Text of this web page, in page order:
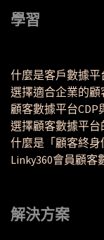
學習
什麼是客戶數據平
選擇適合企業的顧
顧客數據平台CDP
選擇顧客數據平台
什麼是「顧客終身
Linky360會員顧客
解決方案